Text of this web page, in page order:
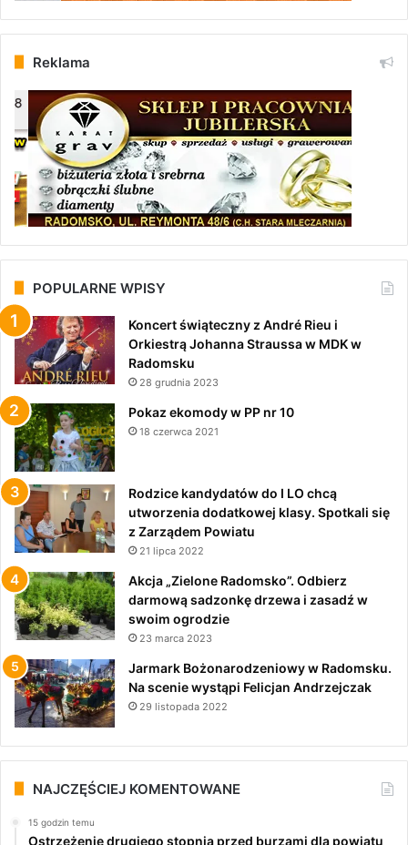
Reklama
POPULARNE WPISY
Koncert świąteczny z André Rieu i
Orkiestrą Johanna Straussa w MDK w
Radomsku
28 grudnia 2023
Pokaz ekomody w PP nr 10
18 czerwca 2021
Rodzice kandydatów do I LO chcą
utworzenia dodatkowej klasy. Spotkali się
z Zarządem Powiatu
21 lipca 2022
Akcja „Zielone Radomsko”. Odbierz
darmową sadzonkę drzewa i zasadź w
swoim ogrodzie
23 marca 2023
Jarmark Bożonarodzeniowy w Radomsku.
Na scenie wystąpi Felicjan Andrzejczak
29 listopada 2022
NAJCZĘŚCIEJ KOMENTOWANE
15 godzin temu
Ostrzeżenie drugiego stopnia przed burzami dla powiatu